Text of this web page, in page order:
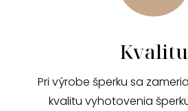
Kvalitu
Pri výrobe šperku sa
kvalitu vyhotovenia